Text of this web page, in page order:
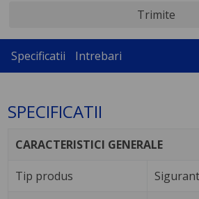
Trimite
Specificatii Intrebari
SPECIFICATII
CARACTERISTICI GENERALE
Tip produs